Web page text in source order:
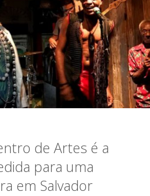
de Artes é a
para uma
em Salvador